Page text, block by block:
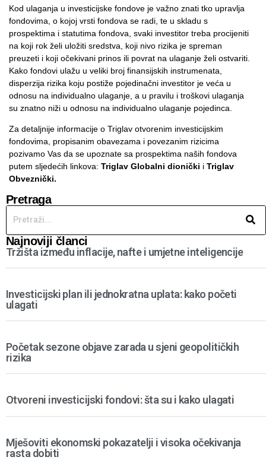
Kod ulaganja u investicijske fondove je važno znati tko upravlja
fondovima, o kojoj vrsti fondova se radi, te u skladu s
prospektima i statutima fondova, svaki investitor treba procijeniti
na koji rok želi uložiti sredstva, koji nivo rizika je spreman
preuzeti i koji očekivani prinos ili povrat na ulaganje želi ostvariti.
Kako fondovi ulažu u veliki broj finansijskih instrumenata,
disperzija rizika koju postiže pojedinačni investitor je veća u
odnosu na individualno ulaganje, a u pravilu i troškovi ulaganja
su znatno niži u odnosu na individualno ulaganje pojedinca.
Za detaljnije informacije o Triglav otvorenim investicijskim
fondovima, propisanim obavezama i povezanim rizicima
pozivamo Vas da se upoznate sa prospektima naših fondova
putem sljedećih linkova: Triglav Globalni dionički i Triglav
Obveznički.
Pretraga
Najnoviji članci
Tržišta između inflacije, nafte i umjetne inteligencije
Investicijski plan ili jednokratna uplata: kako početi
ulagati
Početak sezone objave zarada u sjeni geopolitičkih
rizika
Otvoreni investicijski fondovi: šta su i kako ulagati
Mješoviti ekonomski pokazatelji i visoka očekivanja
rasta dobiti